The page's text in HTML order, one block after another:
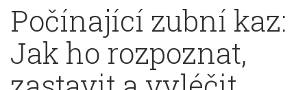
Počínající zubní kaz:
Jak ho rozpoznat,